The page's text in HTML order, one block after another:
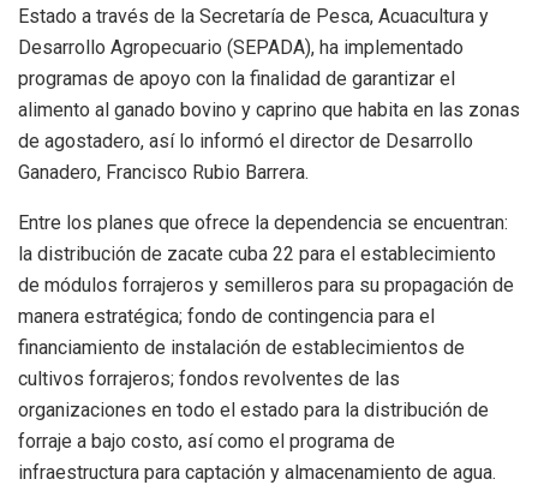
Estado a través de la Secretaría de Pesca, Acuacultura y
Desarrollo Agropecuario (SEPADA), ha implementado
programas de apoyo con la finalidad de garantizar el
alimento al ganado bovino y caprino que habita en las zonas
de agostadero, así lo informó el director de Desarrollo
Ganadero, Francisco Rubio Barrera.
Entre los planes que ofrece la dependencia se encuentran:
la distribución de zacate cuba 22 para el establecimiento
de módulos forrajeros y semilleros para su propagación de
manera estratégica; fondo de contingencia para el
financiamiento de instalación de establecimientos de
cultivos forrajeros; fondos revolventes de las
organizaciones en todo el estado para la distribución de
forraje a bajo costo, así como el programa de
infraestructura para captación y almacenamiento de agua.